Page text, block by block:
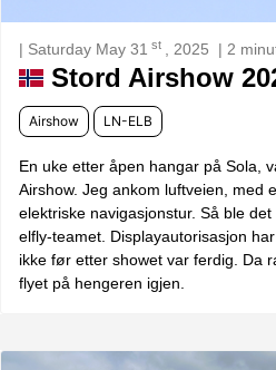
| Saturday May 31 st , 2025 | 2
Stord Airshow
Airshow LN-ELB
En uke etter åpen hangar på Sola,
Airshow. Jeg ankom luftveien, med
elektriske navigasjonstur. Så ble
elfly-teamet. Displayautorisasjon
ikke før etter showet var ferdig. Da
flyet på hengeren igjen.